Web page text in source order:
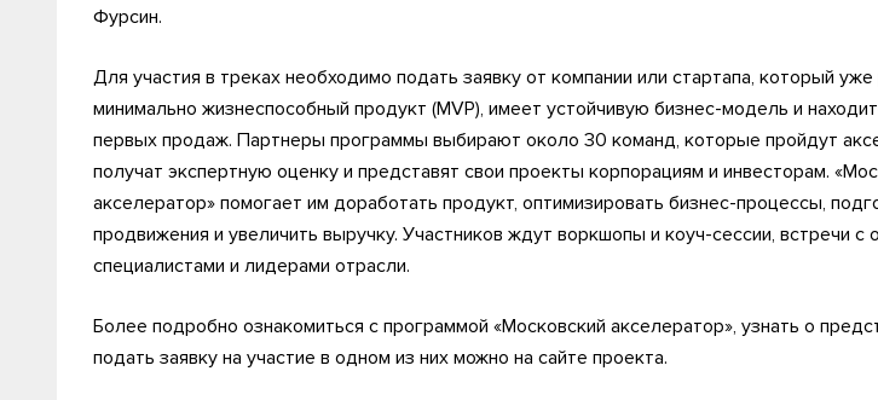
Фурсин.
Для участия в треках необходимо подать заявку от компании или стартапа, который
минимально жизнеспособный продукт (MVP), имеет устойчивую бизнес-модель и
первых продаж. Партнеры программы выбирают около 30 команд, которые пройдут
получат экспертную оценку и представят свои проекты корпорациям и инвесторам.
акселератор» помогает им доработать продукт, оптимизировать бизнес-процессы,
продвижения и увеличить выручку. Участников ждут воркшопы и коуч-сессии, встречи с
специалистами и лидерами отрасли.
Более подробно ознакомиться с программой «Московский акселератор», узнать о
подать заявку на участие в одном из них можно на сайте проекта.